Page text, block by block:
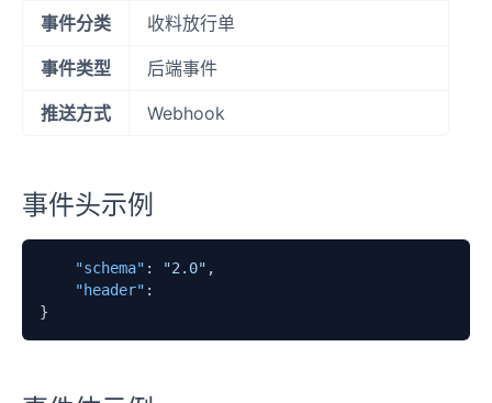
事件分类 收料放行单
事件类型 后端事件
推送方式 Webhook
事件头示例
"schema" : "2.0" ,
"header" :
}